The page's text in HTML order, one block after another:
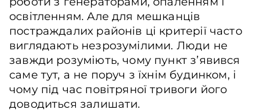
освітленням. Але для мешканців
постраждалих районів ці критерії часто
виглядають незрозумілими. Люди не
завжди розуміють, чому пункт з’явився
саме тут, а не поруч з їхнім будинком, і
чому під час повітряної тривоги його
доводиться залишати.